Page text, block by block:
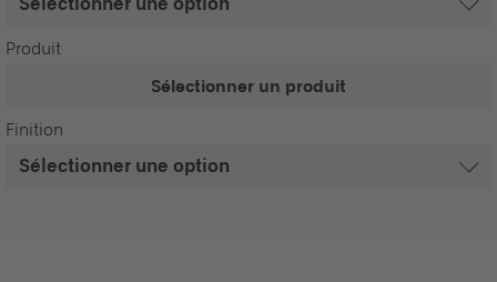
Produit
Sélectionner un produit
Finition